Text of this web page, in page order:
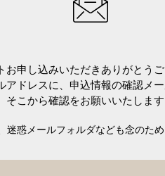
お申し込みいただきありがとうご
アドレスに、申込情報の確認メ
そこから確認をお願いいたします
迷惑メールフォルダなども念のた